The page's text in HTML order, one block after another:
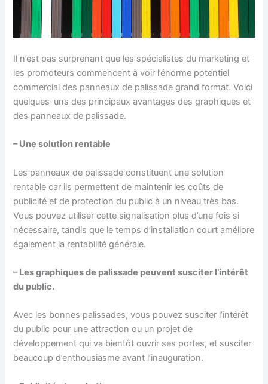
Il n’est pas surprenant que les spécialistes du marketing et
les promoteurs commencent à voir l’énorme potentiel
commercial des panneaux de palissade grand format. Voici
quelques-uns des principaux avantages des graphiques et
des panneaux de palissade.
– Une solution rentable
Les panneaux de palissade constituent une solution
rentable car ils permettent de maintenir les coûts de
publicité et de protection du public à un niveau très bas.
Vous pouvez utiliser cette signalisation plus d’une fois si
nécessaire, tandis que le temps d’installation court améliore
également la rentabilité générale.
– Les graphiques de palissade peuvent susciter l’intérêt
du public.
Avec les bonnes palissades, vous pouvez susciter l’intérêt
du public pour une attraction ou un projet de
développement qui va bientôt ouvrir ses portes, et susciter
beaucoup d’enthousiasme avant l’inauguration.